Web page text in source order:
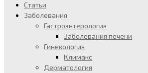
Статьи
Заболевания
Гастроэнтерология
Заболевания печени
Гинекология
Климакс
Дерматология